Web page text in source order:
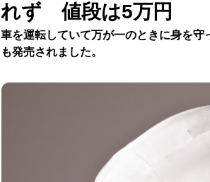
れず 値段は5万円
車を運転していて万が一のときに身を
も発売されました。